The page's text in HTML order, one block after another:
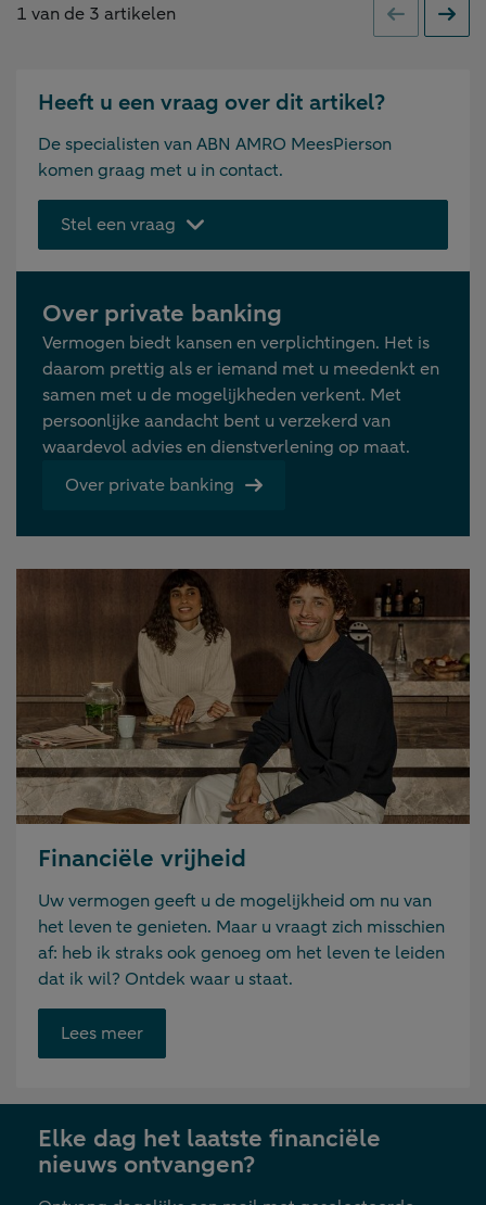
1 van de 3 artikelen Vorige
Heeft u een vraag over dit artikel?
De specialisten van ABN AMRO MeesPierson
komen graag met u in contact.
Stel een vraag
Over private banking
Vermogen biedt kansen en verplichtingen. Het is
daarom prettig als er iemand met u meedenkt en
samen met u de mogelijkheden verkent. Met
persoonlijke aandacht bent u verzekerd van
waardevol advies en dienstverlening op maat.
Over private banking
Financiële vrijheid
Uw vermogen geeft u de mogelijkheid om nu van
het leven te genieten. Maar u vraagt zich misschien
af: heb ik straks ook genoeg om het leven te leiden
dat ik wil? Ontdek waar u staat.
Lees meerOpent
link
nieuwe
tab
Elke dag het laatste financiële
nieuws ontvangen?